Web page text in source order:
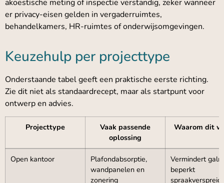
akoestische meting of inspectie verstandig, zeker wanneer
er privacy-eisen gelden in vergaderruimtes,
behandelkamers, HR-ruimtes of onderwijsomgevingen.
Keuzehulp per projecttype
Onderstaande tabel geeft een praktische eerste richting.
Zie dit niet als standaardrecept, maar als startpunt voor
ontwerp en advies.
Projecttype
Vaak passende
oplossing
Waarom dit
Open kantoor
Plafondabsorptie,
wandpanelen en
zonering
Vermindert
beperkt